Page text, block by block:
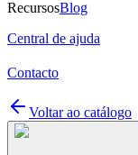
RecursosBlog
Central de ajuda
Contacto
Voltar ao catálogo